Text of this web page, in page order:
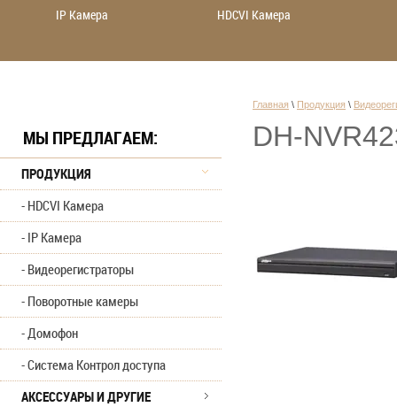
IP Камера HDCVI Камера
МЫ ПРЕДЛАГАЕМ:
ПРОДУКЦИЯ
HDCVI Камера
IP Камера
Видеорегистраторы
Поворотные камеры
Домофон
Система Контрол доступа
АКСЕССУАРЫ И ДРУГИЕ
Главная \ Продукция \
DH-